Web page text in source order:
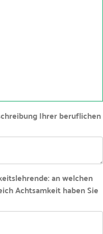
Ihrer beruflichen
an welchen
Achtsamkeit haben Sie